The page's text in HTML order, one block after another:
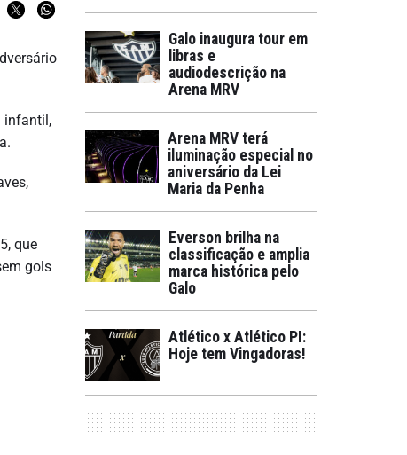
infantil,
que
gols
Galo inaugura tour em
libras e
audiodescrição na
Arena MRV
Arena MRV terá
iluminação especial no
aniversário da Lei
Maria da Penha
Everson brilha na
classificação e amplia
marca histórica pelo
Galo
Atlético x Atlético PI:
Hoje tem Vingadoras!